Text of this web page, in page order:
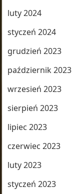
luty 2024
styczeń 2024
grudzień 2023
październik 2023
wrzesień 2023
sierpień 2023
lipiec 2023
czerwiec 2023
luty 2023
styczeń 2023